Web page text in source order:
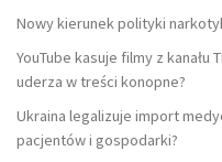
Nowy kierunek polityki
YouTube kasuje filmy z kanału
uderza w treści konopne?
Ukraina legalizuje import
pacjentów i gospodarki?